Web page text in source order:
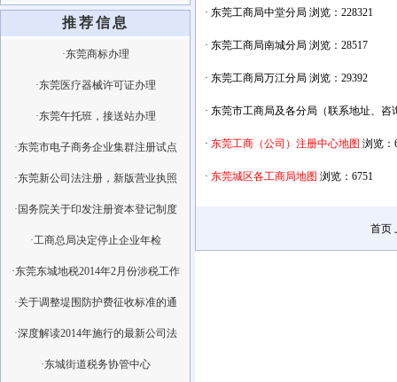
推荐信息
·东莞商标办理
·东莞医疗器械许可证办理
·东莞午托班，接送站办理
·东莞市电子商务企业集群注册试点
·东莞新公司法注册，新版营业执照
·国务院关于印发注册资本登记制度
·工商总局决定停止企业年检
·东莞东城地税2014年2月份涉税工作
·关于调整堤围防护费征收标准的通
·深度解读2014年施行的最新公司法
·东城街道税务协管中心
· 东莞工商局中堂分局 浏览：228321
· 东莞工商局南城分局 浏览：28517
· 东莞工商局万江分局 浏览：29392
· 东莞市工商局及各分局（联系地址、咨
· 东莞工商（公司）注册中心地图 浏览：
· 东莞城区各工商局地图 浏览：6751
首页